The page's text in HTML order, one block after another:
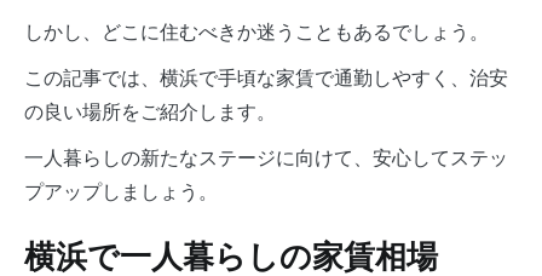
しかし、どこに住むべきか迷うこともあるでしょう。
この記事では、横浜で手頃な家賃で通勤しやすく、治安
の良い場所をご紹介します。
一人暮らしの新たなステージに向けて、安心してステッ
プアップしましょう。
横浜で一人暮らしの家賃相場